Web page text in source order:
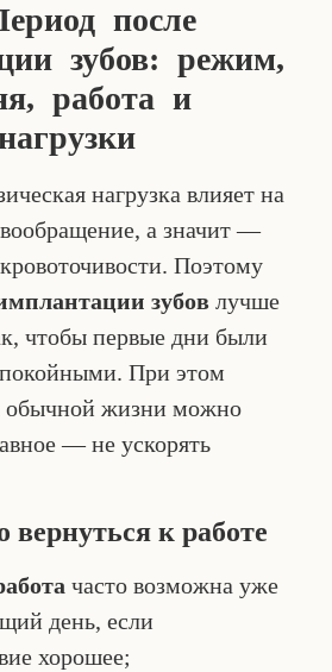
после
зубов: режим,
работа и
нагрузка влияет на
а значит —
Поэтому
зубов лучше
чтобы первые дни были
При этом
обычной жизни можно
— не ускорять
вернуться к работе
часто возможна уже
день, если
хорошее;